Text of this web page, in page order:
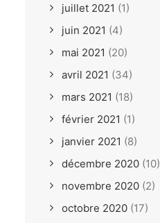
juillet 2021 (1)
juin 2021 (4)
mai 2021 (20)
avril 2021 (34)
mars 2021 (18)
février 2021 (1)
janvier 2021 (8)
décembre 2020 (10)
novembre 2020 (2)
octobre 2020 (17)